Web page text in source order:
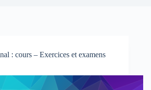
: cours – Exercices et examens